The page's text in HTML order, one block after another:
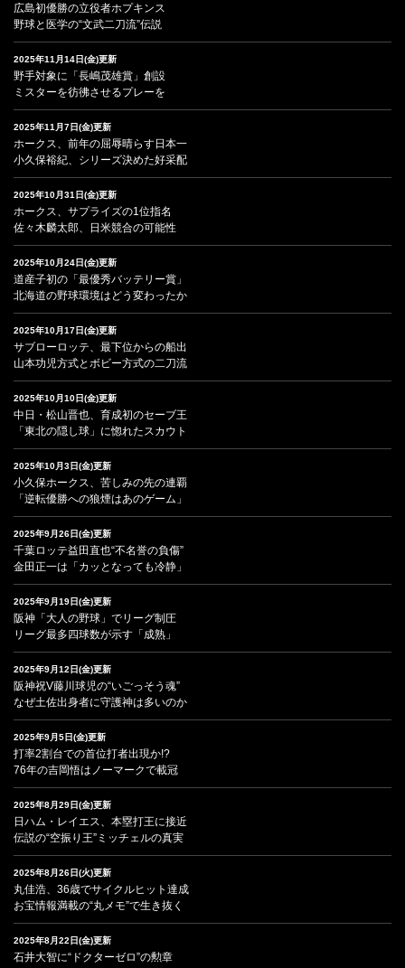
広島初優勝の立役者ホプキンス
野球と医学の“文武二刀流”伝説
2025年11月14日(金)更新
野手対象に「長嶋茂雄賞」創設
ミスターを彷彿させるプレーを
2025年11月7日(金)更新
ホークス、前年の屈辱晴らす日本一
小久保裕紀、シリーズ決めた好采配
2025年10月31日(金)更新
ホークス、サプライズの1位指名
佐々木麟太郎、日米競合の可能性
2025年10月24日(金)更新
道産子初の「最優秀バッテリー賞」
北海道の野球環境はどう変わったか
2025年10月17日(金)更新
サブローロッテ、最下位からの船出
山本功児方式とボビー方式の二刀流
2025年10月10日(金)更新
中日・松山晋也、育成初のセーブ王
「東北の隠し球」に惚れたスカウト
2025年10月3日(金)更新
小久保ホークス、苦しみの先の連覇
「逆転優勝への狼煙はあのゲーム」
2025年9月26日(金)更新
千葉ロッテ益田直也“不名誉の負傷”
金田正一は「カッとなっても冷静」
2025年9月19日(金)更新
阪神「大人の野球」でリーグ制圧
リーグ最多四球数が示す「成熟」
2025年9月12日(金)更新
阪神祝V藤川球児の“いごっそう魂”
なぜ土佐出身者に守護神は多いのか
2025年9月5日(金)更新
打率2割台での首位打者出現か!?
76年の吉岡悟はノーマークで載冠
2025年8月29日(金)更新
日ハム・レイエス、本塁打王に接近
伝説の“空振り王”ミッチェルの真実
2025年8月26日(火)更新
丸佳浩、36歳でサイクルヒット達成
お宝情報満載の“丸メモ”で生き抜く
2025年8月22日(金)更新
石井大智に“ドクターゼロ”の勲章